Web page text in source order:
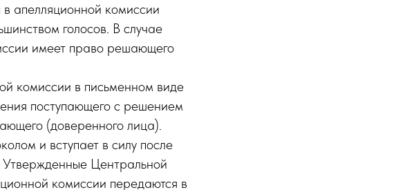
апелляционной комиссии
голосов. В случае
имеет право решающего
комиссии в письменном виде
поступающего с решением
(доверенного лица).
и вступает в силу после
Центральной
комиссии передаются в